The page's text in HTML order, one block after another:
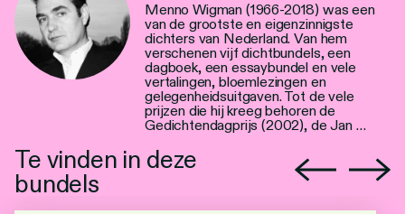
Menno Wigman (1966-2018) was een
van de grootste en eigenzinnigste
dichters van Nederland. Van hem
verschenen vijf dichtbundels, een
dagboek, een essaybundel en vele
vertalingen, bloemlezingen en
gelegenheidsuitgaven. Tot de vele
prijzen die hij kreeg behoren de
Gedichtendagprijs (2002), de Jan …
Te vinden in deze
bundels